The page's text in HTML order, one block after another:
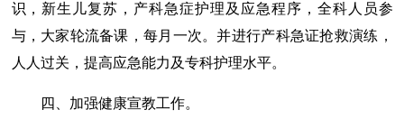
识，新生儿复苏，产科急症护理及应急程序，全科人员参
与，大家轮流备课，每月一次。并进行产科急证抢救演练，
人人过关，提高应急能力及专科护理水平。
四、加强健康宣教工作。